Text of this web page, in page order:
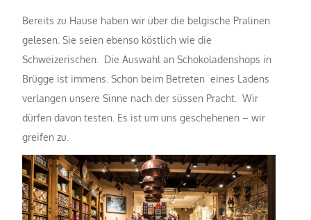
Bereits zu Hause haben wir über die belgische Pralinen
gelesen. Sie seien ebenso köstlich wie die
Schweizerischen. Die Auswahl an Schokoladenshops in
Brügge ist immens. Schon beim Betreten eines Ladens
verlangen unsere Sinne nach der süssen Pracht. Wir
dürfen davon testen. Es ist um uns geschehenen – wir
greifen zu.